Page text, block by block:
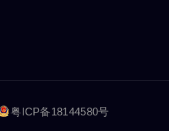
粤ICP备18144580号